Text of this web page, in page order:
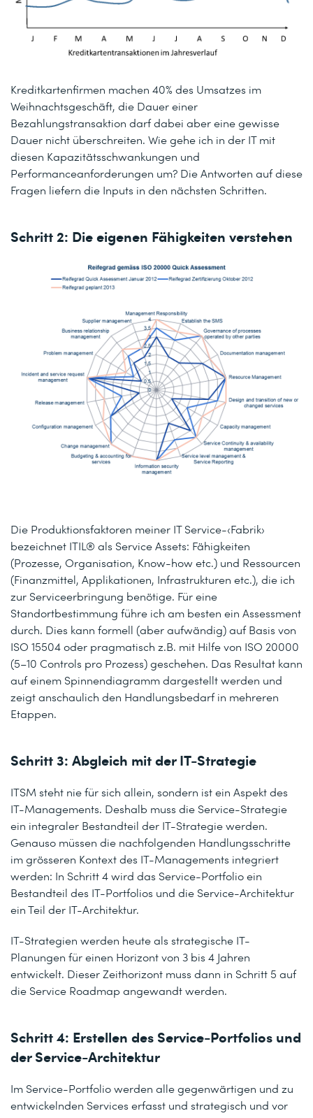
Kreditkartenfirmen machen 40% des Umsatzes im
Weihnachtsgeschäft, die Dauer einer
Bezahlungstransaktion darf dabei aber eine gewisse
Dauer nicht überschreiten. Wie gehe ich in der IT mit
diesen Kapazitätsschwankungen und
Performanceanforderungen um? Die Antworten auf diese
Fragen liefern die Inputs in den nächsten Schritten.
Schritt 2: Die eigenen Fähigkeiten verstehen
Die Produktionsfaktoren meiner IT Service-‹Fabrik›
bezeichnet ITIL® als Service Assets: Fähigkeiten
(Prozesse, Organisation, Know-how etc.) und Ressourcen
(Finanzmittel, Applikationen, Infrastrukturen etc.), die ich
zur Serviceerbringung benötige. Für eine
Standortbestimmung führe ich am besten ein Assessment
durch. Dies kann formell (aber aufwändig) auf Basis von
ISO 15504 oder pragmatisch z.B. mit Hilfe von ISO 20000
(5–10 Controls pro Prozess) geschehen. Das Resultat kann
auf einem Spinnendiagramm dargestellt werden und
zeigt anschaulich den Handlungsbedarf in mehreren
Etappen.
Schritt 3: Abgleich mit der IT-Strategie
ITSM steht nie für sich allein, sondern ist ein Aspekt des
IT-Managements. Deshalb muss die Service-Strategie
ein integraler Bestandteil der IT-Strategie werden.
Genauso müssen die nachfolgenden Handlungsschritte
im grösseren Kontext des IT-Managements integriert
werden: In Schritt 4 wird das Service-Portfolio ein
Bestandteil des IT-Portfolios und die Service-Architektur
ein Teil der IT-Architektur.
IT-Strategien werden heute als strategische IT-
Planungen für einen Horizont von 3 bis 4 Jahren
entwickelt. Dieser Zeithorizont muss dann in Schritt 5 auf
die Service Roadmap angewandt werden.
Schritt 4: Erstellen des Service-Portfolios und
der Service-Architektur
Im Service-Portfolio werden alle gegenwärtigen und zu
entwickelnden Services erfasst und strategisch und vor